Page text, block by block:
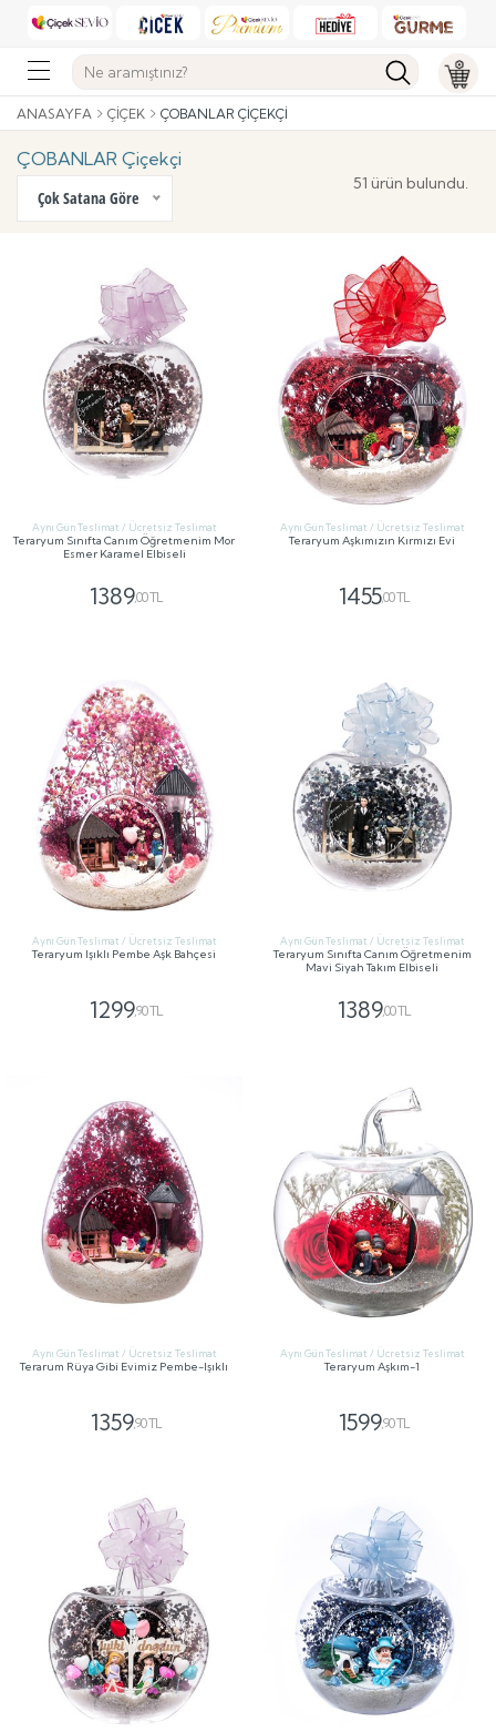
ANASAYFA ÇIÇEK ÇOBANLAR ÇIÇEKÇI
ÇOBANLAR Çiçekçi
Çok Satana Göre
51 ürün bulundu.
Aynı Gün Teslimat / Ücretsiz Teslimat
Teraryum Sınıfta Canım Öğretmenim Mor
Esmer Karamel Elbiseli
1389,00 TL
Aynı Gün Teslimat / Ücretsiz Teslimat
Teraryum Aşkımızın Kırmızı Evi
1455,00 TL
Aynı Gün Teslimat / Ücretsiz Teslimat
Teraryum Işıklı Pembe Aşk Bahçesi
1299,90 TL
Aynı Gün Teslimat / Ücretsiz Teslimat
Teraryum Sınıfta Canım Öğretmenim
Mavi Siyah Takım Elbiseli
1389,00 TL
Aynı Gün Teslimat / Ücretsiz Teslimat
Terarum Rüya Gibi Evimiz Pembe-Işıklı
1359,90 TL
Aynı Gün Teslimat / Ücretsiz Teslimat
Teraryum Aşkım-1
1599,90 TL